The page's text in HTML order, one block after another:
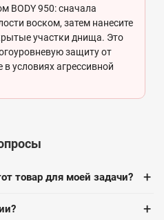
BODY 950: сначала
воском, затем нанесите
участки днища. Это
защиту от
условиях агрессивной
товар для моей задачи? +
+